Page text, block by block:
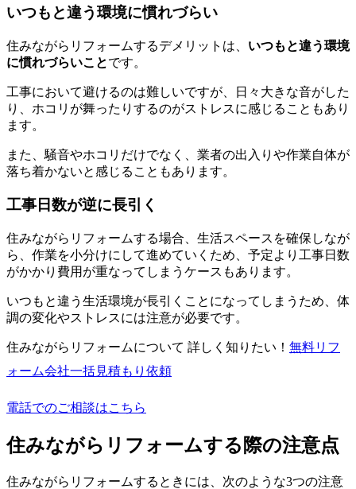
いつもと違う環境に慣れづらい
住みながらリフォームするデメリットは、 いつもと違う環境
に慣れづらいことです。
工事において避けるのは難しいですが、日々大きな音がした
り、ホコリが舞ったりするのがストレスに感じることもあり
ます。
また、騒音やホコリだけでなく、業者の出入りや作業自体が
落ち着かないと感じることもあります。
工事日数が逆に長引く
住みながらリフォームする場合、生活スペースを確保しなが
ら、作業を小分けにして進めていくため、予定より工事日数
がかかり費用が重なってしまうケースもあります。
いつもと違う生活環境が長引くことになってしまうため、体
調の変化やストレスには注意が必要です。
住みながらリフォームについて 詳しく知りたい！ 無料リフ
ォーム会社一括見積もり依頼
電話でのご相談はこちら
住みながらリフォームする際の注意点
住みながらリフォームするときには、次のような3つの注意